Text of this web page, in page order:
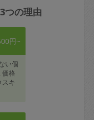
つの理由
円~
い個
価格
キ